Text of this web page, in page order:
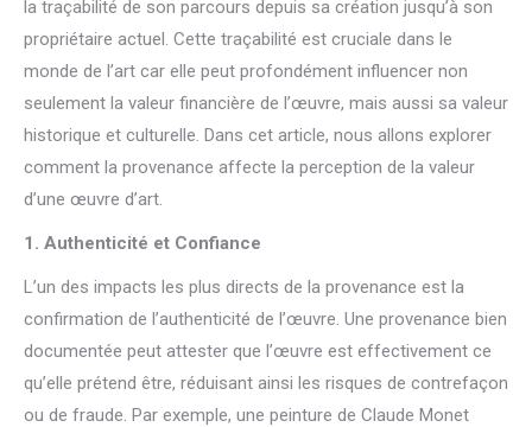
la traçabilité de son parcours depuis sa création jusqu’à son
propriétaire actuel. Cette traçabilité est cruciale dans le
monde de l’art car elle peut profondément influencer non
seulement la valeur financière de l’œuvre, mais aussi sa valeur
historique et culturelle. Dans cet article, nous allons explorer
comment la provenance affecte la perception de la valeur
d’une œuvre d’art.
1. Authenticité et Confiance
L’un des impacts les plus directs de la provenance est la
confirmation de l’authenticité de l’œuvre. Une provenance bien
documentée peut attester que l’œuvre est effectivement ce
qu’elle prétend être, réduisant ainsi les risques de contrefaçon
ou de fraude. Par exemple, une peinture de Claude Monet